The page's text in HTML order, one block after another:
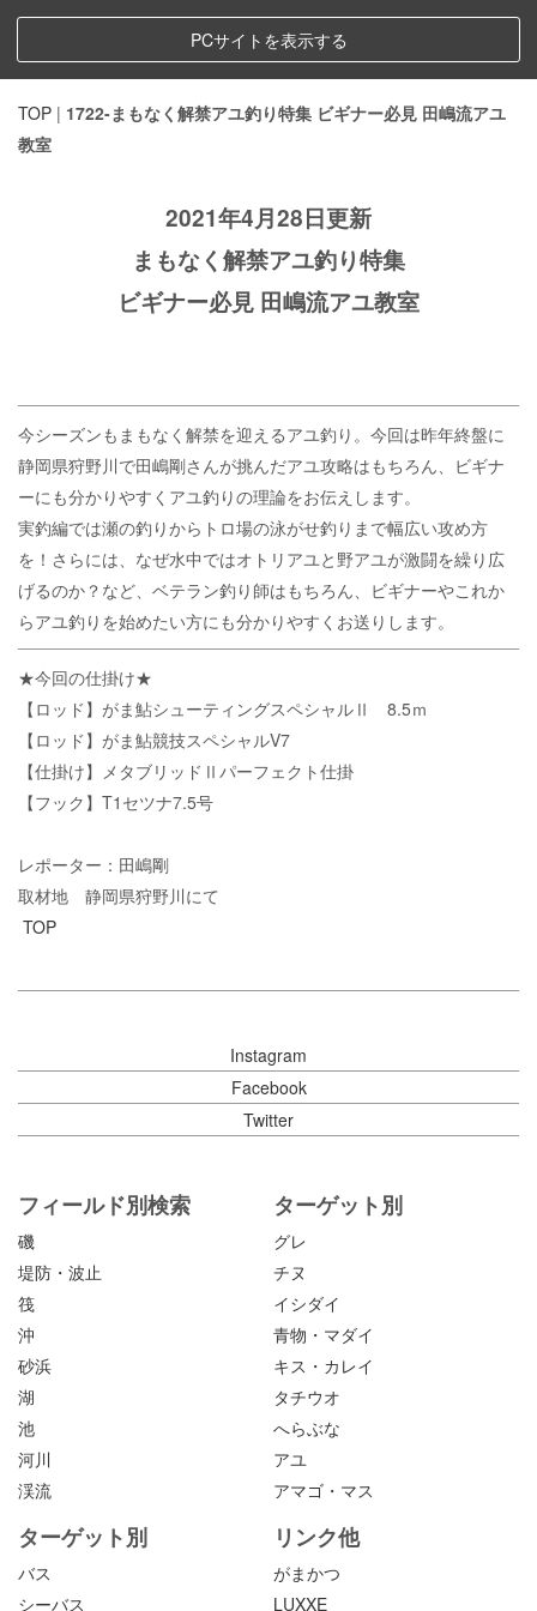
PCサイトを表示する
TOP | 1722-まもなく解禁アユ釣り特集 ビギナー必見 田嶋流アユ
教室
2021年4月28日更新
まもなく解禁アユ釣り特集
ビギナー必見 田嶋流アユ教室
今シーズンもまもなく解禁を迎えるアユ釣り。今回は昨年終盤に
静岡県狩野川で田嶋剛さんが挑んだアユ攻略はもちろん、ビギナ
ーにも分かりやすくアユ釣りの理論をお伝えします。
実釣編では瀬の釣りからトロ場の泳がせ釣りまで幅広い攻め方
を！さらには、なぜ水中ではオトリアユと野アユが激闘を繰り広
げるのか？など、ベテラン釣り師はもちろん、ビギナーやこれか
らアユ釣りを始めたい方にも分かりやすくお送りします。
★今回の仕掛け★
【ロッド】がま鮎シューティングスペシャルⅡ 8.5ｍ
【ロッド】がま鮎競技スペシャルV7
【仕掛け】メタブリッドⅡパーフェクト仕掛
【フック】T1セツナ7.5号
レポーター：田嶋剛
取材地 静岡県狩野川にて
TOP
Instagram
Facebook
Twitter
フィールド別検索
磯
堤防・波止
筏
沖
砂浜
湖
池
河川
渓流
ターゲット別
グレ
チヌ
イシダイ
青物・マダイ
キス・カレイ
タチウオ
へらぶな
アユ
アマゴ・マス
ターゲット別
バス
シーバス
リンク他
がまかつ
LUXXE